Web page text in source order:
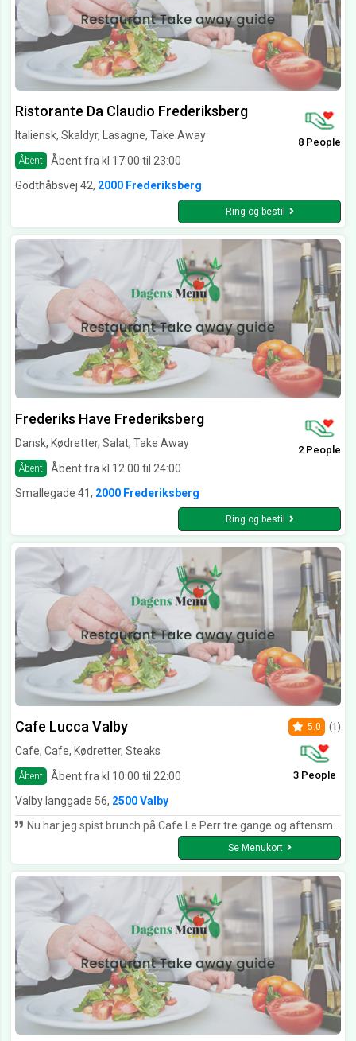
Ristorante Da Claudio Frederiksberg
Italiensk, Skaldyr, Lasagne, Take Away
Åbent Åbent fra kl 17:00 til 23:00
8 People
Godthåbsvej 42, 2000 Frederiksberg
Ring og bestil
Frederiks Have Frederiksberg
Dansk, Kødretter, Salat, Take Away
Åbent Åbent fra kl 12:00 til 24:00
2 People
Smallegade 41, 2000 Frederiksberg
Ring og bestil
Cafe Lucca Valby
Cafe, Cafe, Kødretter, Steaks
Åbent Åbent fra kl 10:00 til 22:00
5.0 (1)
3 People
Valby langgade 56, 2500 Valby
Nu har jeg spist brunch på Cafe Le Perr tre gange og aftensmad en gang og det har udelukkende været positive oplevelser. Super lækker mad samt sød og hurtig betjening.
Se Menukort